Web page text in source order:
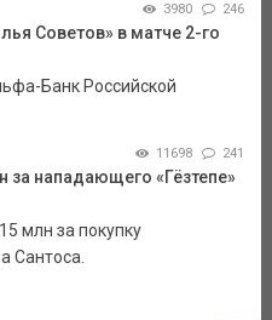
3980 246
Советов» в матче 2-го
Банк Российской
11698 241
за нападающего «Гёзтепе»
млн за покупку
Сантоса.